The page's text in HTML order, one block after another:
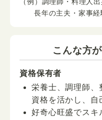
長年の主夫・家事
こんな方
資格保有者
栄養士、調理師、
資格を活かし、自
好奇心旺盛でスキ